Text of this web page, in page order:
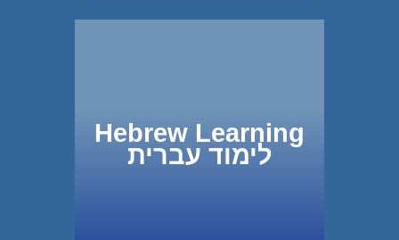
Hebrew Learning
לימוד עברית